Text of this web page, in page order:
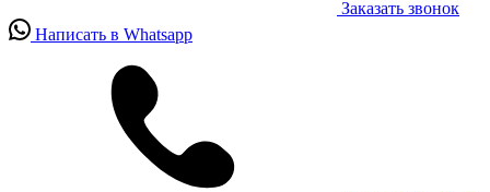
Заказать звонок
Написать в Whatsapp